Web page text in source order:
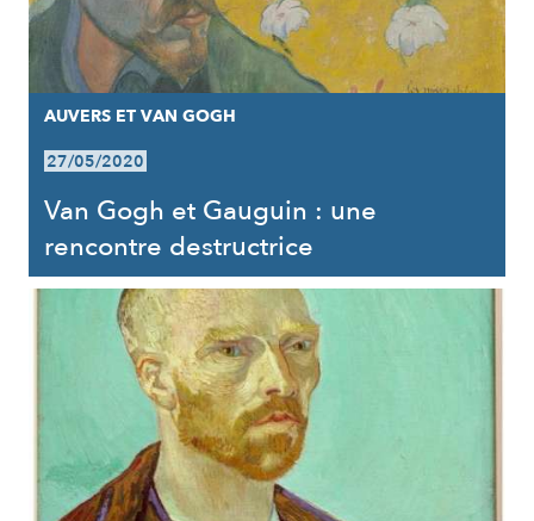
AUVERS ET VAN GOGH
27/05/2020
Van Gogh et Gauguin : une
rencontre destructrice